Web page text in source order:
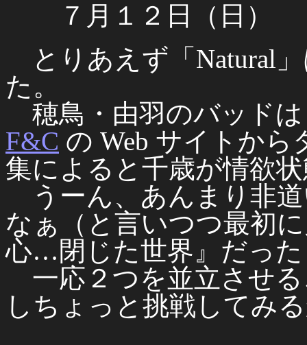
７月１２日（日）
とりあえず「Natural」
た。
穂鳥・由羽のバッド
F&C の Web サイトか
集によると千歳が情欲
うーん、あんまり非
なぁ（と言いつつ最初
心…閉じた世界』だっ
一応２つを並立させ
しちょっと挑戦してみ